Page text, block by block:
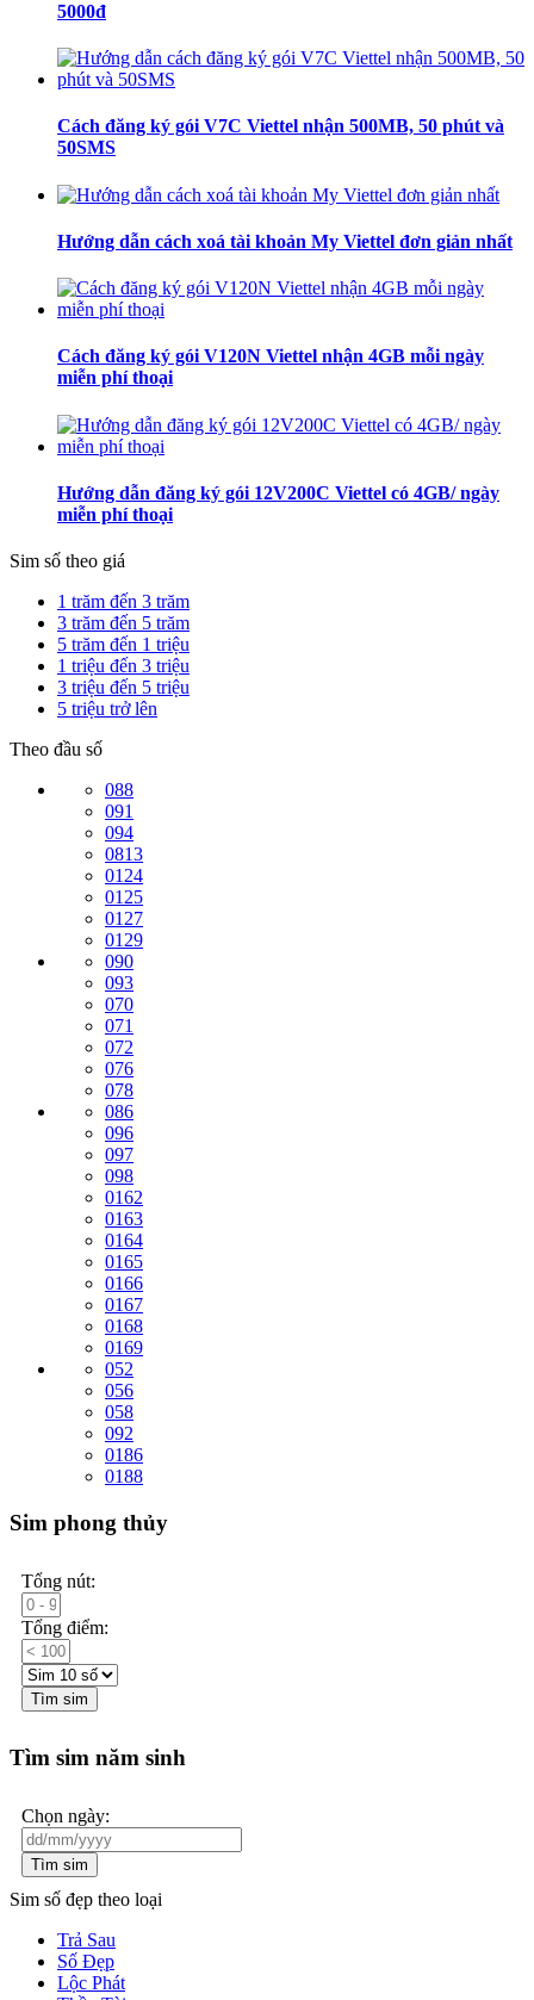
5000đ
Cách đăng ký gói V7C Viettel nhận 500MB, 50 phút và
50SMS
Hướng dẫn cách xoá tài khoản My Viettel đơn giản nhất
Cách đăng ký gói V120N Viettel nhận 4GB mỗi ngày
miễn phí thoại
Hướng dẫn đăng ký gói 12V200C Viettel có 4GB/ ngày
miễn phí thoại
Sim số theo giá
1 trăm đến 3 trăm
3 trăm đến 5 trăm
5 trăm đến 1 triệu
1 triệu đến 3 triệu
3 triệu đến 5 triệu
5 triệu trở lên
Theo đầu số
088
091
094
0813
0124
0125
0127
0129
090
093
070
071
072
076
078
086
096
097
098
0162
0163
0164
0165
0166
0167
0168
0169
052
056
058
092
0186
0188
Sim phong thủy
Tổng nút:
Tổng điểm:
Tìm sim
Tìm sim năm sinh
Chọn ngày:
Tìm sim
Sim số đẹp theo loại
Trả Sau
Số Đẹp
Lộc Phát